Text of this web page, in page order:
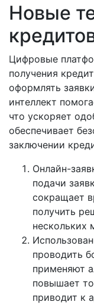
Новые
Цифровые
получения
оформлять
интеллект
что ускоряет
обеспечивает
заключении
Онлайн-
подачи
сокращает
получить
нескольких
проводить
применяют
повышает
приводит к